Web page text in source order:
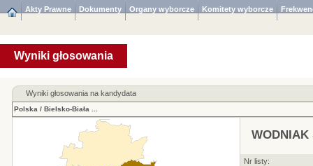
Akty Prawne Dokumenty Organy wyborcze Komitety wyborcze
Wyniki głosowania
Wyniki głosowania na kandydata
Polska / Bielsko-Biała
WODNIAK
Nr listy: